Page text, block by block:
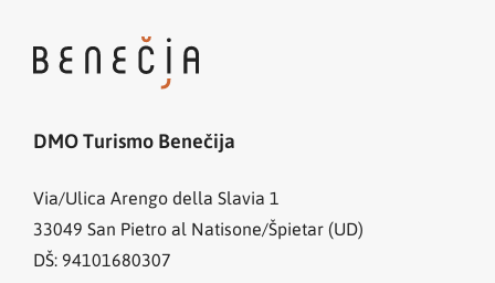
DMO Turismo Benečija
Via/Ulica Arengo della Slavia 1
33049 San Pietro al Natisone/Špietar (UD)
DŠ: 94101680307